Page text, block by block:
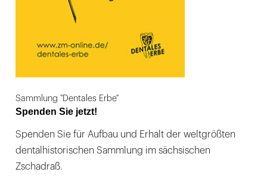
Sammlung "Dentales Erbe"
Spenden Sie jetzt!
Spenden Sie für Aufbau und Erhalt der weltgrößten
dentalhistorischen Sammlung im sächsischen
Zschadraß.